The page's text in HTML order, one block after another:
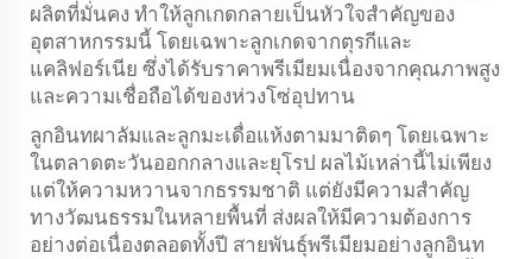
ผลิตที่มั่นคง ทำให้ลูกเกดกลายเป็นหัวใจสำคัญของ
อุตสาหกรรมนี้ โดยเฉพาะลูกเกดจากตุรกีและ
แคลิฟอร์เนีย ซึ่งได้รับราคาพรีเมียมเนื่องจากคุณภาพสูง
และความเชื่อถือได้ของห่วงโซ่อุปทาน
ลูกอินทผาลัมและลูกมะเดื่อแห้งตามมาติดๆ โดยเฉพาะ
ในตลาดตะวันออกกลางและยุโรป ผลไม้เหล่านี้ไม่เพียง
แต่ให้ความหวานจากธรรมชาติ แต่ยังมีความสำคัญ
ทางวัฒนธรรมในหลายพื้นที่ ส่งผลให้มีความต้องการ
อย่างต่อเนื่องตลอดทั้งปี สายพันธุ์พรีเมียมอย่างลูกอินท